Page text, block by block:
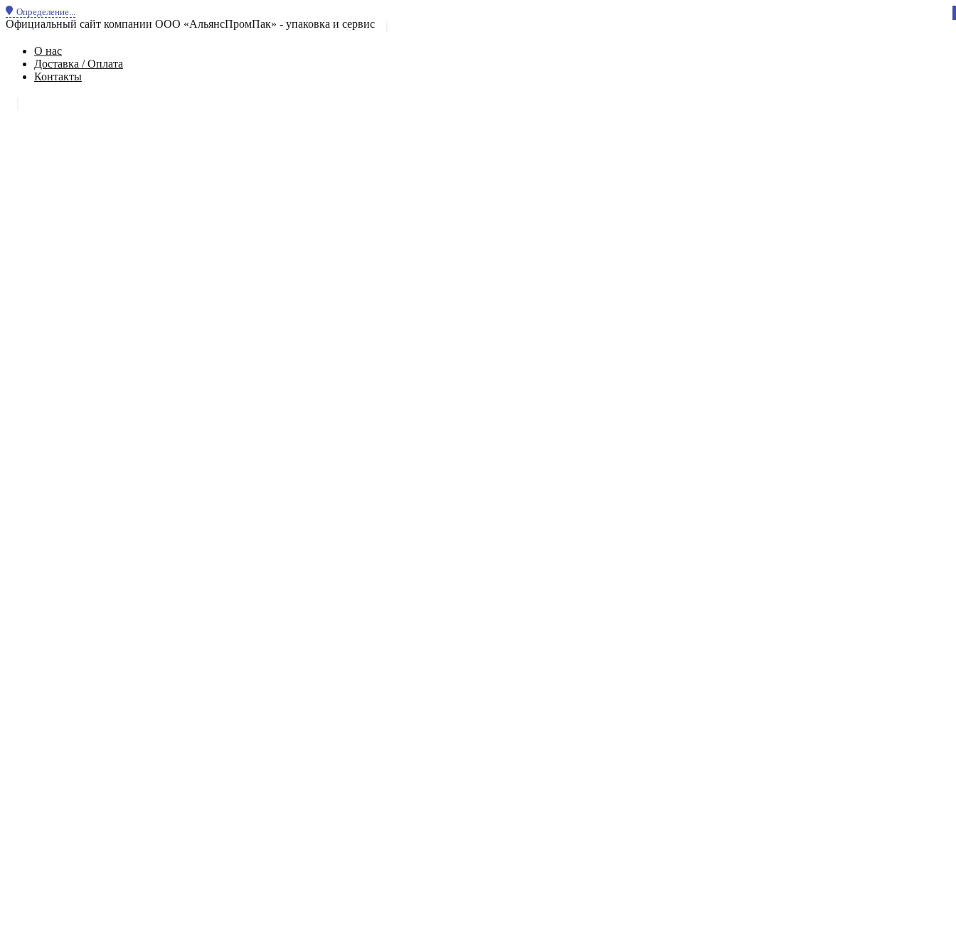
Определение...
Официальный сайт компании ООО «АльянсПромПак» - упаковка и сервис
О нас
Доставка / Оплата
Контакты